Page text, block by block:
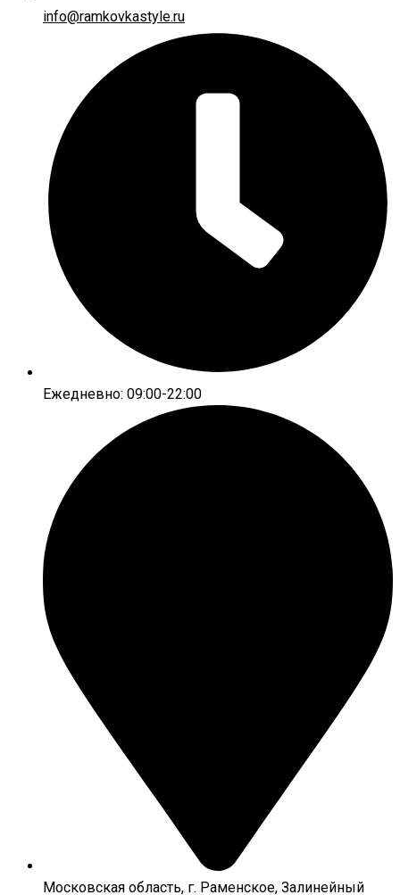
info@ramkovkastyle.ru
Ежедневно: 09:00-22:00
Московская область, г. Раменское, Залинейный